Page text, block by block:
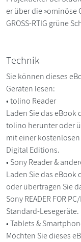
er über die »ominöse
GROSS-RTIG grüne
Technik
Sie können dieses
Geräten lesen:
• tolino Reader
Laden Sie das eBook
tolino herunter oder
mit einer
Digital Editions.
• Sony Reader &
Laden Sie das
oder übertragen Sie
Sony READER FOR
Standard-Lesegeräte.
• Tablets &
Möchten Sie dieses